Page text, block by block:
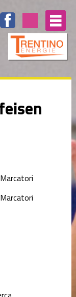
Marcatori
Marcatori